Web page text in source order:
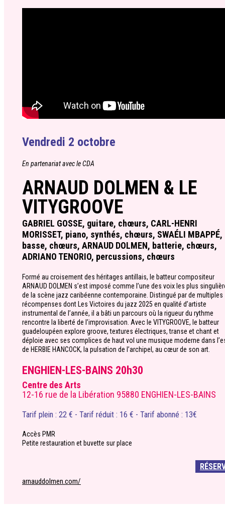
Vendredi 2 octobre
En partenariat avec le CDA
ARNAUD DOLMEN & LE
VITYGROOVE
GABRIEL GOSSE, guitare, chœurs, CARL-HENRI
MORISSET, piano, synthés, chœurs, SWAÉLI MBAPPÉ,
basse, chœurs, ARNAUD DOLMEN, batterie, chœurs,
ADRIANO TENORIO, percussions, chœurs
Formé au croisement des héritages antillais, le batteur compositeur
ARNAUD DOLMEN s’est imposé comme l’une des voix les plus
de la scène jazz caribéenne contemporaine. Distingué par de multiples
récompenses dont Les Victoires du jazz 2025 en qualité d’artiste
instrumental de l’année, il a bâti un parcours où la rigueur du rythme
rencontre la liberté de l’improvisation. Avec le VITYGROOVE, le batteur
guadeloupéen explore groove, textures électriques, transe et chant et
déploie avec ses complices de haut vol une musique moderne dans
de HERBIE HANCOCK, la pulsation de l’archipel, au cœur de son art.
ENGHIEN-LES-BAINS 20h30
Centre des Arts
12-16 rue de la Libération 95880 ENGHIEN-LES-BAINS
Tarif plein : 22 € - Tarif réduit : 16 € - Tarif abonné : 13€
Accès PMR
Petite restauration et buvette sur place
arnauddolmen.com/